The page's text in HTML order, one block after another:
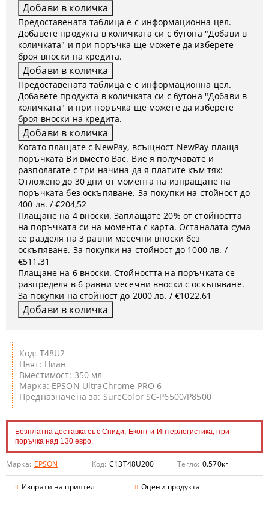
Код: T48U2
Цвят: Циан
Вместимост: 350 мл
Марка: EPSON UltraChrome PRO 6
Предназначена за: SureColor SC-P6500/P8500
Безплатна доставка със Спиди, Еконт и Интерлогистика, при
поръчка над 130 евро.
Марка: EPSON Код: C13T48U200 Тегло: 0.570кг
Изпрати на приятел Оцени продукта
Предоставената таблица е с информационна цел.
Добавете продукта в количката си с бутона "Добави в
количката" и при поръчка ще можете да изберете
броя вноски на кредита.
Предоставената таблица е с информационна цел.
Добавете продукта в количката си с бутона "Добави в
количката" и при поръчка ще можете да изберете
броя вноски на кредита.
Когато плащате с NewPay, всъщност NewPay плаща
поръчката Ви вместо Вас. Вие я получавате и
разполагате с три начина да я платите към тях:
Отложено до 30 дни от момента на изпращане на
поръчката без оскъпяване. За покупки на стойност до
400 лв. / €204,52
Плащане на 4 вноски. Заплащате 20% от стойността
на поръчката си на момента с карта. Останалата сума
се разделя на 3 равни месечни вноски без
оскъпяване. За покупки на стойност до 1000 лв. /
€511.31
Плащане на 6 вноски. Стойността на поръчката се
разпределя в 6 равни месечни вноски с оскъпяване.
За покупки на стойност до 2000 лв. / €1022.61